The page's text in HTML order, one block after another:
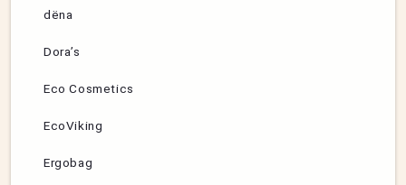
dëna
Dora’s
Eco Cosmetics
EcoViking
Ergobag